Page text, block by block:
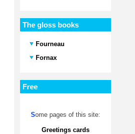
The gloss books
Fourneau
Fornax
Free
Some pages of this site:
Greetings cards